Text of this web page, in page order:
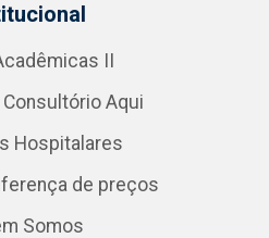
II
Aqui
Hospitalares
de preços
Somos